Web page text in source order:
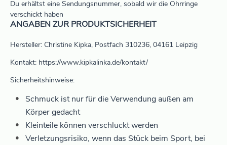
Du erhältst eine Sendungsnummer, sobald wir die Ohrringe
verschickt haben
ANGABEN ZUR PRODUKTSICHERHEIT
Hersteller: Christine Kipka, Postfach 310236, 04161 Leipzig
Kontakt: https://www.kipkalinka.de/kontakt/
Sicherheitshinweise:
Schmuck ist nur für die Verwendung außen am
Körper gedacht
Kleinteile können verschluckt werden
Verletzungsrisiko, wenn das Stück beim Sport, bei